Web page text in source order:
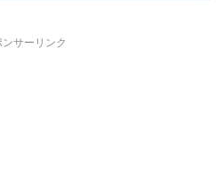
ンサーリンク